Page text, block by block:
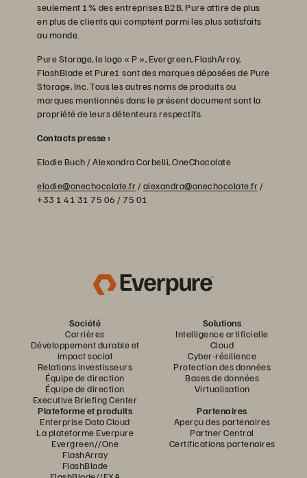
seulement 1% des entreprises B2B, Pure attire de plus
en plus de clients qui comptent parmi les plus satisfaits
au monde.
Pure Storage, le logo « P », Evergreen, FlashArray,
FlashBlade et Pure1 sont des marques déposées de Pure
Storage, Inc. Tous les autres noms de produits ou
marques mentionnés dans le présent document sont la
propriété de leurs détenteurs respectifs.
Contacts presse :
Elodie Buch / Alexandra Corbelli, OneChocolate
elodie@onechocolate.fr /alexandra@onechocolate.fr /
+33 1 41 31 75 06 / 75 01
Société
Carrières
Développement durable et
impact social
Relations investisseurs
Équipe de direction
Équipe de direction
Executive Briefing Center
Solutions
Intelligence artificielle
Cloud
Cyber-résilience
Protection des données
Bases de données
Virtualisation
Plateforme et produits
Enterprise Data Cloud
La plateforme Everpure
Evergreen//One
FlashArray
FlashBlade
Partenaires
Aperçu des partenaires
Partner Central
Certifications partenaires